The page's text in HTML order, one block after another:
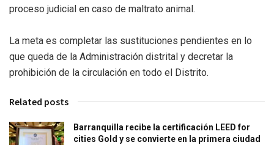
proceso judicial en caso de maltrato animal.
La meta es completar las sustituciones pendientes en lo
que queda de la Administración distrital y decretar la
prohibición de la circulación en todo el Distrito.
Related posts
Barranquilla recibe la certificación LEED for
cities Gold y se convierte en la primera ciudad